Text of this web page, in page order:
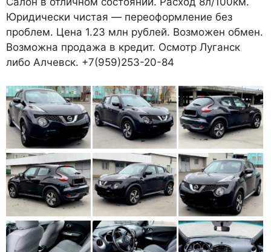
Юридически чистая — переоформление без
проблем. Цена 1.23 млн рублей. Возможен обмен.
Возможна продажа в кредит. Осмотр Луганск
либо Алчевск. +7(959)253-20-84